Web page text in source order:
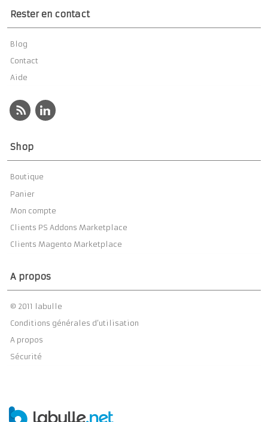
Rester en contact
Blog
Contact
Aide
Shop
Boutique
Panier
Mon compte
Clients PS Addons Marketplace
Clients Magento Marketplace
A propos
© 2011 labulle
Conditions générales d’utilisation
A propos
Sécurité